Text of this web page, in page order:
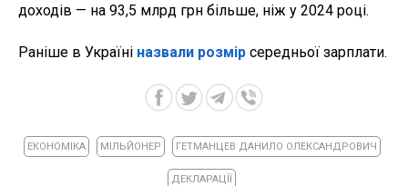
доходів — на 93,5 млрд грн більше, ніж у 2024 році.
Раніше в Україні назвали розмір середньої зарплати.
ЕКОНОМІКА МІЛЬЙОНЕР ГЕТМАНЦЕВ ДАНИЛО ОЛЕКСАНДРОВИЧ
ДЕКЛАРАЦЇЇ